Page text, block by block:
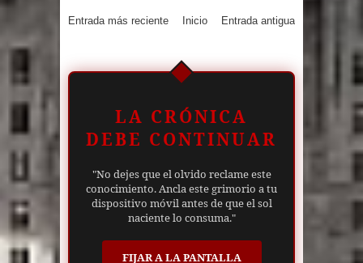
Entrada más reciente Entrada antigua
Inicio
LA CRÓNICA
DEBE CONTINUAR
"No dejes que el olvido reclame este
conocimiento. Ancla este grimorio a tu
dispositivo móvil antes de que el sol
naciente lo consuma."
FIJAR A LA PANTALLA